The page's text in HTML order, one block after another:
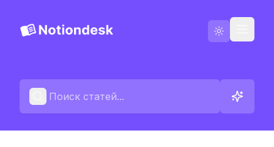
Свяжитесь с нами